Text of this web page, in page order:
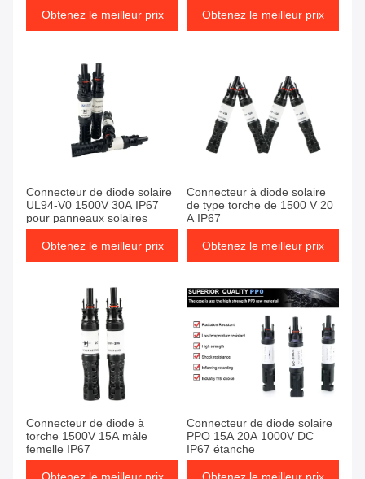
Obtenez le meilleur prix Obtenez le meilleur prix
Connecteur de diode solaire
UL94-V0 1500V 30A IP67
pour panneaux solaires
Obtenez le meilleur prix
Connecteur à diode solaire
de type torche de 1500 V 20
A IP67
Obtenez le meilleur prix
Connecteur de diode à
torche 1500V 15A mâle
femelle IP67
Connecteur de diode solaire
PPO 15A 20A 1000V DC
IP67 étanche